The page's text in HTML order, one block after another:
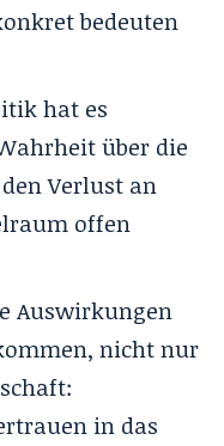
bedeuten
hat es
über die
Verlust an
offen
Auswirkungen
nicht nur
in das